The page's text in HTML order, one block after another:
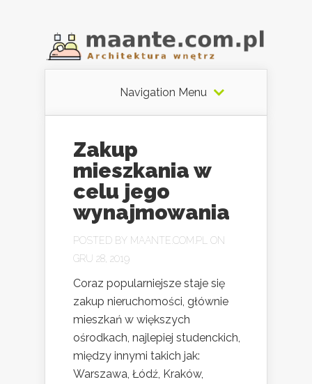
Navigation Menu
Zakup
mieszkania w
celu jego
wynajmowania
POSTED BY MAANTE.COM.PL
ON
GRU 28, 2019
Coraz popularniejsze staje się
zakup nieruchomości, głównie
mieszkań w większych
ośrodkach, najlepiej studenckich,
między innymi takich jak:
Warszawa, Łódź, Kraków,